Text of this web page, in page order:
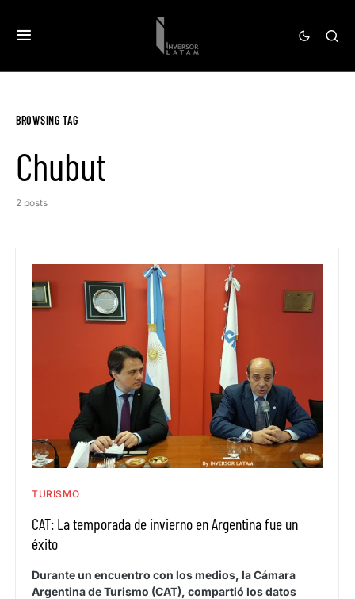
BROWSING TAG
Chubut
2 posts
TURISMO
CAT: La temporada de invierno en Argentina fue un
éxito
Durante un encuentro con los medios, la Cámara
Argentina de Turismo (CAT), compartió los datos